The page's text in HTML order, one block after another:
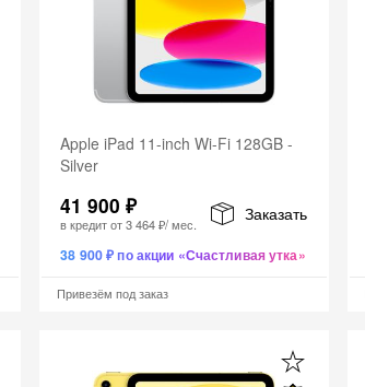
Apple iPad 11-inch Wi-Fi 128GB -
Silver
41 900 ₽
в кредит от3 464 ₽/ мес.
Заказать
38 900 ₽ по акции «Счастливая утка»
Привезём под заказ